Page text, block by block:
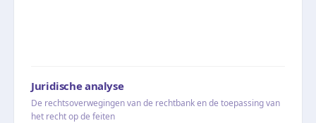
Juridische analyse
De rechtsoverwegingen van de rechtbank en de toepassing van
het recht op de feiten